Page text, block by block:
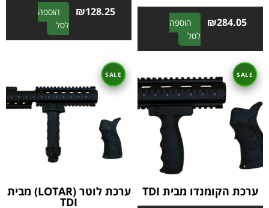
₪284.05
הוספה
לסל
A
l
e
r
n
a
t
₪128.25
הוספה
לסל
A
l
n
a
t
i
v
e
ערכת הקומנדו מבית TDI ערכת לוטר (LOTAR) מבית
TDI